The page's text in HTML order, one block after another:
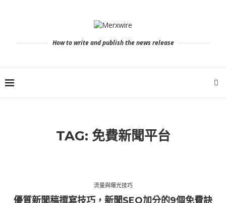
How to write and publish the news release
TAG: 免費新聞平台
流量與曝光技巧
優質新聞稿撰寫技巧，新聞SEO加分的9個免費訣